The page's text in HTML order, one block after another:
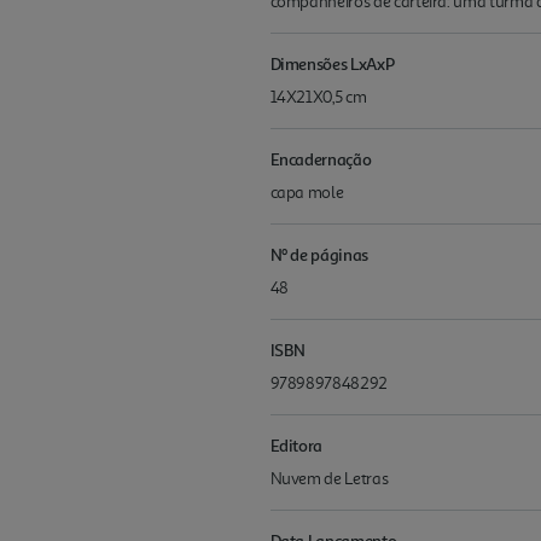
Dimensões LxAxP
14X21X0,5 cm
Encadernação
capa mole
Nº de páginas
48
ISBN
9789897848292
Editora
Nuvem de Letras